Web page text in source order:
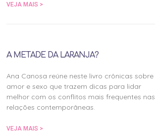
VEJA MAIS >
A METADE DA LARANJA?
Ana Canosa reúne neste livro crônicas sobre
amor e sexo que trazem dicas para lidar
melhor com os conflitos mais frequentes nas
relações contemporâneas.
VEJA MAIS >